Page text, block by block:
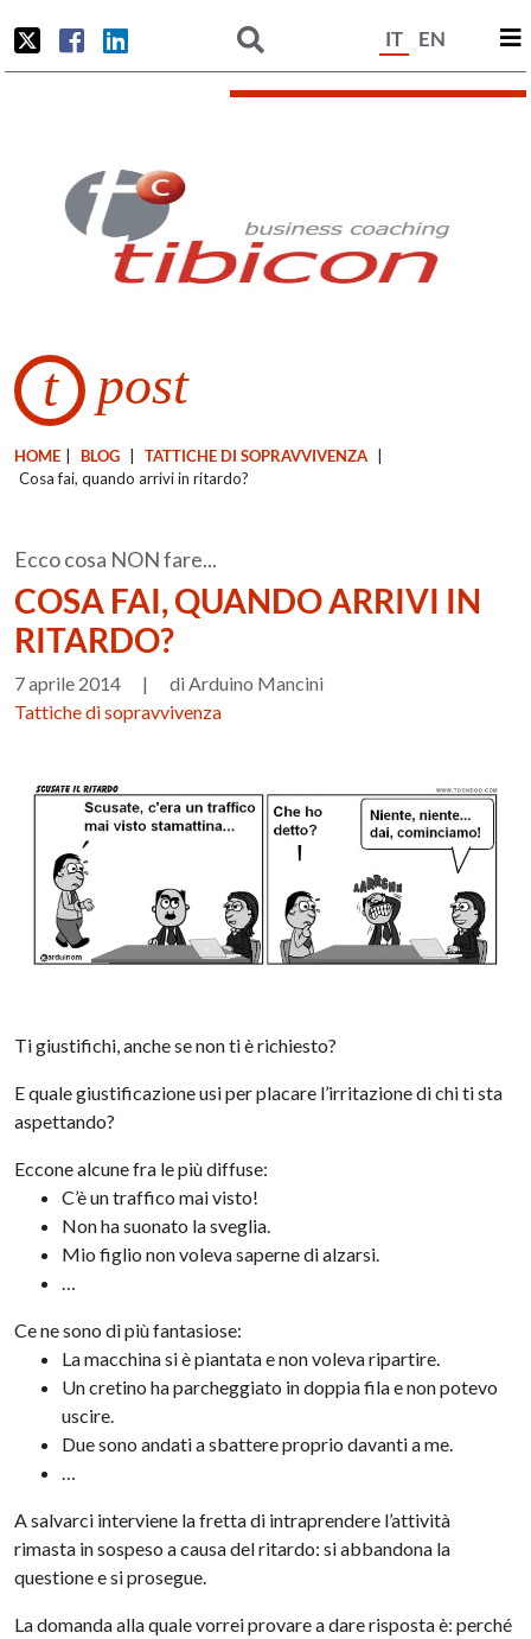
IT EN
t post
HOME BLOG TATTICHE DI SOPRAVVIVENZA
Cosa fai, quando arrivi in ritardo?
Ecco cosa NON fare...
COSA FAI, QUANDO ARRIVI IN
RITARDO?
7 aprile 2014 |
di Arduino Mancini
Tattiche di sopravvivenza
Ti giustifichi, anche se non ti è richiesto?
E quale giustificazione usi per placare l’irritazione di chi ti sta
aspettando?
Eccone alcune fra le più diffuse:
C’è un traffico mai visto!
Non ha suonato la sveglia.
Mio figlio non voleva saperne di alzarsi.
…
Ce ne sono di più fantasiose:
La macchina si è piantata e non voleva ripartire.
Un cretino ha parcheggiato in doppia fila e non potevo
uscire.
Due sono andati a sbattere proprio davanti a me.
…
A salvarci interviene la fretta di intraprendere l’attività
rimasta in sospeso a causa del ritardo: si abbandona la
questione e si prosegue.
La domanda alla quale vorrei provare a dare risposta è: perché